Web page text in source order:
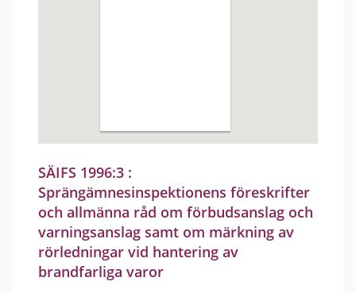
SÄIFS 1996:3 :
Sprängämnesinspektionens föreskrifter
och allmänna råd om förbudsanslag och
varningsanslag samt om märkning av
rörledningar vid hantering av
brandfarliga varor